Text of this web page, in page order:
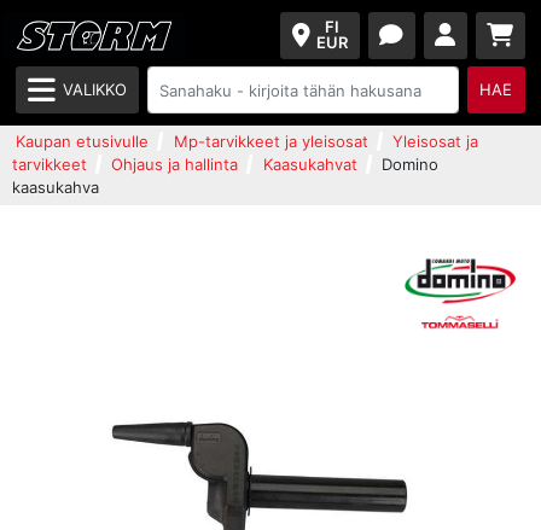
FI
EUR
VALIKKO HAE
Kaupan etusivulle Mp-tarvikkeet ja yleisosat
Yleisosat ja
tarvikkeet
Ohjaus ja hallinta Kaasukahvat
Domino
kaasukahva